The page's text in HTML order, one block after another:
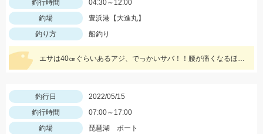
釣行時間
04:30～12:00
釣場
豊浜港【大進丸】
釣り方
船釣り
エサは40㎝ぐらいあるアジ、でっかいサバ！！腰が痛くなるほどの強烈な引き、ロマンです。
釣行日
2022/05/15
釣行時間
07:00～17:00
釣場
琵琶湖 ボート